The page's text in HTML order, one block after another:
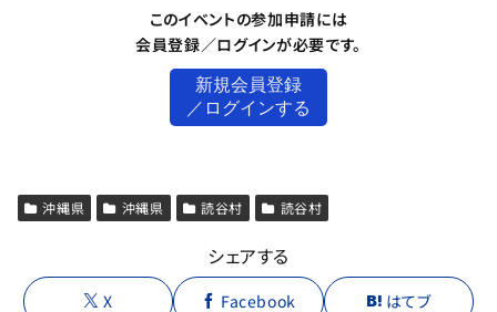
このイベントの参加申請には
会員登録／ログインが必要です。
新規会員登録
／ログインする
沖縄県 沖縄県 読谷村 読谷村
シェアする
X Facebook はてブ